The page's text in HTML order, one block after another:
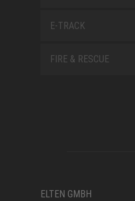
E-TRACK
FIRE & RESCUE
ELTEN GMBH